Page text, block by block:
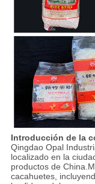
Introducción de la
Qingdao Opal
localizado en la
productos de
cacahuetes,